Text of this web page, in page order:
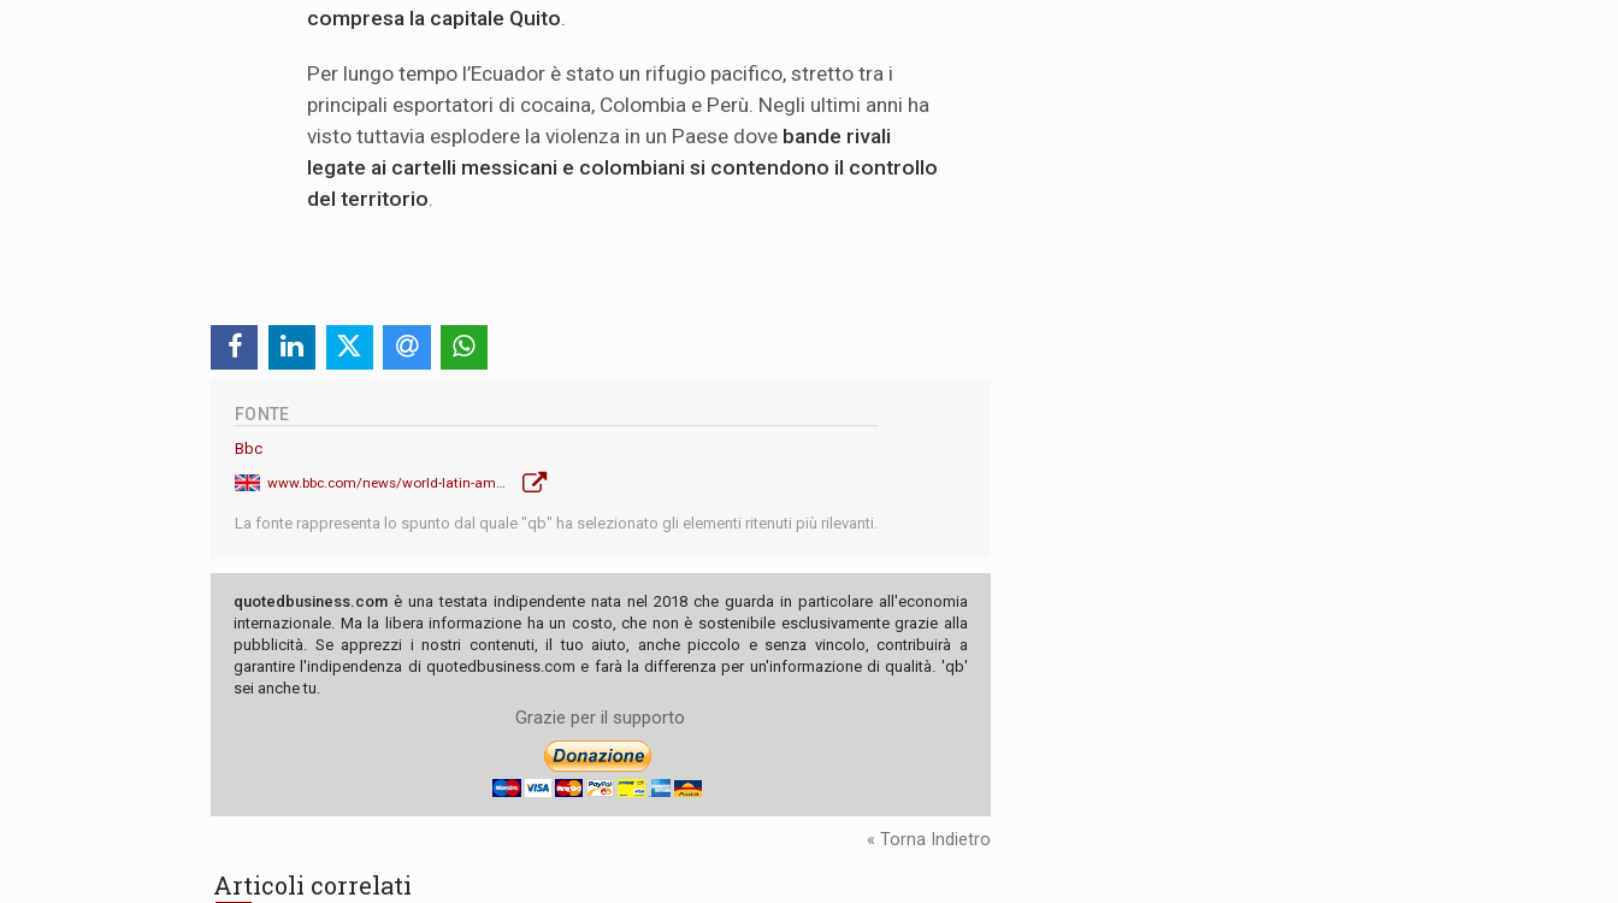
compresa la capitale Quito
Per lungo tempo l’Ecuador è stato un rifugio pacifico, stretto tra i
principali esportatori di cocaina, Colombia e Perù. Negli ultimi anni ha
visto tuttavia esplodere la violenza in un Paese dove bande rivali
legate ai cartelli messicani e colombiani si contendono il controllo
del territorio
FONTE
Bbc
La fonte rappresenta lo spunto dal quale "qb" ha selezionato gli elementi ritenuti più rilevanti.
quotedbusiness.com è una testata indipendente nata nel 2018 che guarda in particolare all'economia
internazionale. Ma la libera informazione ha un costo, che non è sostenibile esclusivamente grazie alla
pubblicità. Se apprezzi i nostri contenuti, il tuo aiuto, anche piccolo e senza vincolo, contribuirà a
garantire l'indipendenza di quotedbusiness.com e farà la differenza per un'informazione di qualità. 'qb'
sei anche tu.
Grazie per il supporto
« Torna Indietro
Articoli correlati